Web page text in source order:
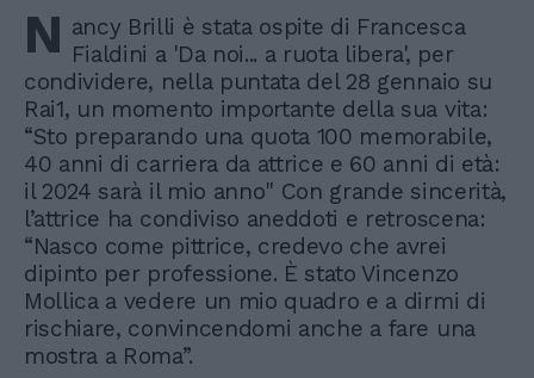
N ancy Brilli è stata ospite di Francesca
Fialdini a 'Da noi... a ruota libera', per
condividere, nella puntata del 28 gennaio su
Rai1, un momento importante della sua vita:
“Sto preparando una quota 100 memorabile,
40 anni di carriera da attrice e 60 anni di età:
il 2024 sarà il mio anno" Con grande sincerità,
l’attrice ha condiviso aneddoti e retroscena:
“Nasco come pittrice, credevo che avrei
dipinto per professione. È stato Vincenzo
Mollica a vedere un mio quadro e a dirmi di
rischiare, convincendomi anche a fare una
mostra a Roma”.